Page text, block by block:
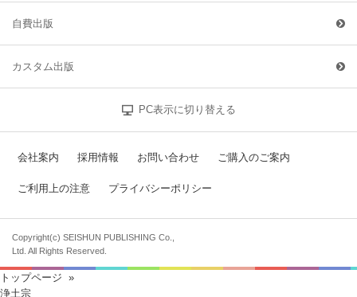
自費出版
カスタム出版
PC表示に切り替える
会社案内 採用情報 お問い合わせ ご購入のご案内
ご利用上の注意 プライバシーポリシー
Copyright(c) SEISHUN PUBLISHING Co.,
Ltd. All Rights Reserved.
トップページ »
浄土宗